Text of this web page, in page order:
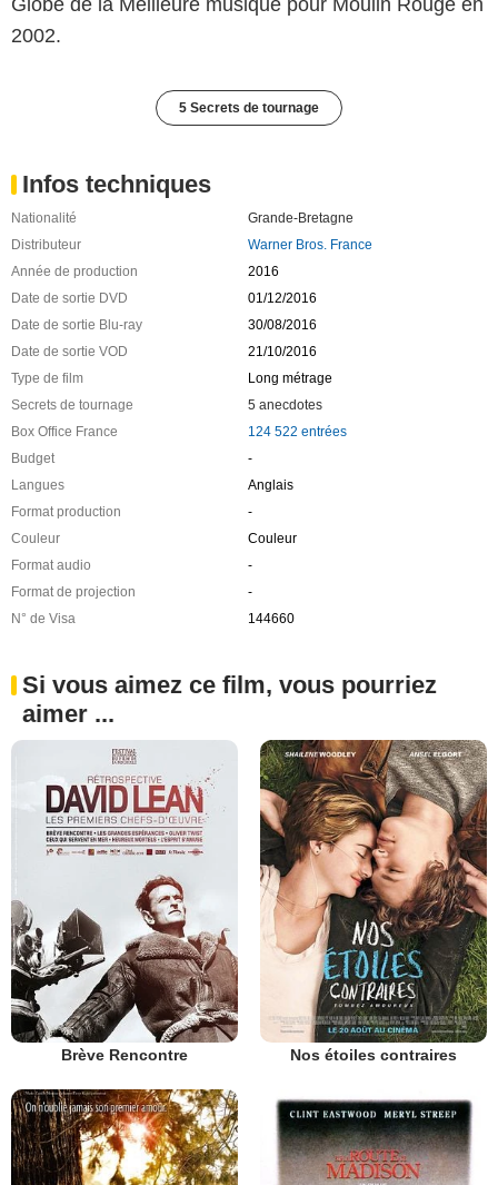
Globe de la Meilleure musique pour Moulin Rouge en
2002.
5 Secrets de tournage
Infos techniques
Nationalité
Grande-Bretagne
Distributeur
Warner Bros. France
Année de production
2016
Date de sortie DVD
01/12/2016
Date de sortie Blu-ray
30/08/2016
Date de sortie VOD
21/10/2016
Type de film
Long métrage
Secrets de tournage
5 anecdotes
Box Office France
124 522 entrées
Budget
-
Langues
Anglais
Format production
-
Couleur
Couleur
Format audio
-
Format de projection
-
N° de Visa
144660
Si vous aimez ce film, vous pourriez
aimer ...
Brève Rencontre Nos étoiles contraires